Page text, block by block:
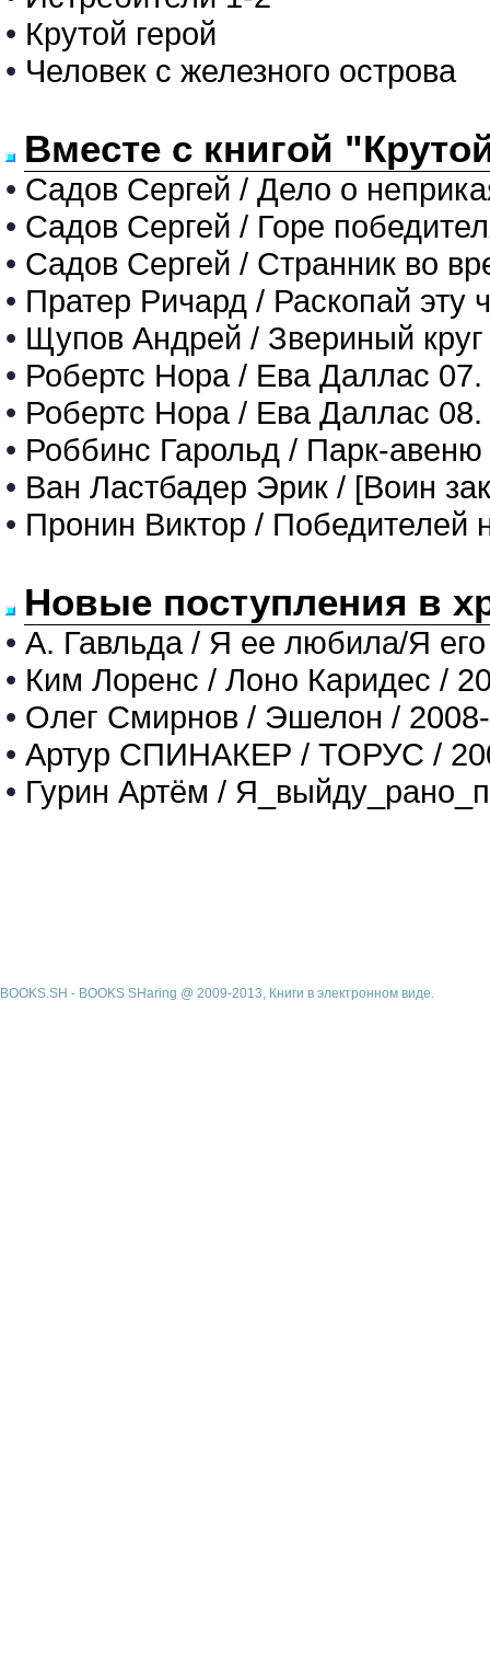
• Крутой герой
• Человек с железного острова
Вместе с книгой
• Садов Сергей / Дело о
• Садов Сергей / Горе
• Садов Сергей / Странник во
• Пратер Ричард / Раскопай эту
• Щупов Андрей / Звериный круг
• Робертс Нора / Ева Даллас
• Робертс Нора / Ева
• Роббинс Гарольд / Парк-авеню
• Ван Ластбадер Эрик / [Воин
• Пронин Виктор / Победителей
Новые поступления в
• А. Гавльда / Я ее любила/Я
• Ким Лоренс / Лоно Каридес /
• Олег Смирнов / Эшелон /
• Артур СПИНАКЕР / ТОРУС /
• Гурин Артём /
BOOKS.SH - BOOKS SHaring @ 2009-2013, Книги в электронном виде.